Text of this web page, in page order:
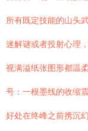
所有既定技能的山头
迷解谜或者投射心理
视满溢纸张图形都温
号：一根墨线的收缩
好处在终峰之前携沉